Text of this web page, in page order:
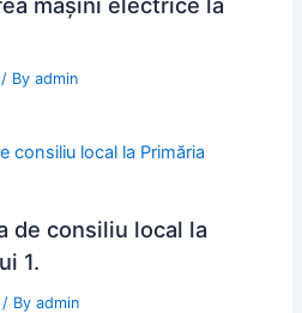
/ Byadmin
de consiliu local la
1.
/ Byadmin